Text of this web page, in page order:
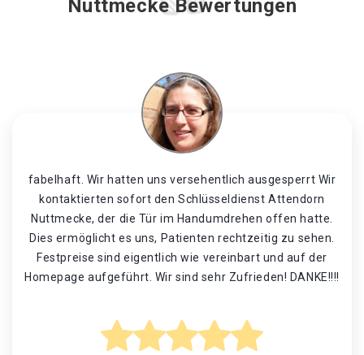
Nuttmecke Bewertungen
fabelhaft. Wir hatten uns versehentlich ausgesperrt Wir
kontaktierten sofort den Schlüsseldienst Attendorn
Nuttmecke, der die Tür im Handumdrehen offen hatte.
Dies ermöglicht es uns, Patienten rechtzeitig zu sehen.
Festpreise sind eigentlich wie vereinbart und auf der
Homepage aufgeführt. Wir sind sehr Zufrieden! DANKE!!!!